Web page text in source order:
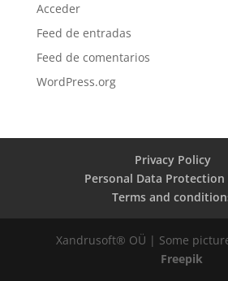
Acceder
Feed de entradas
Feed de comentarios
WordPress.org
Privacy Policy
Personal Data Protection
Terms and
Xandrusoft® OÜ | Some
Freepik